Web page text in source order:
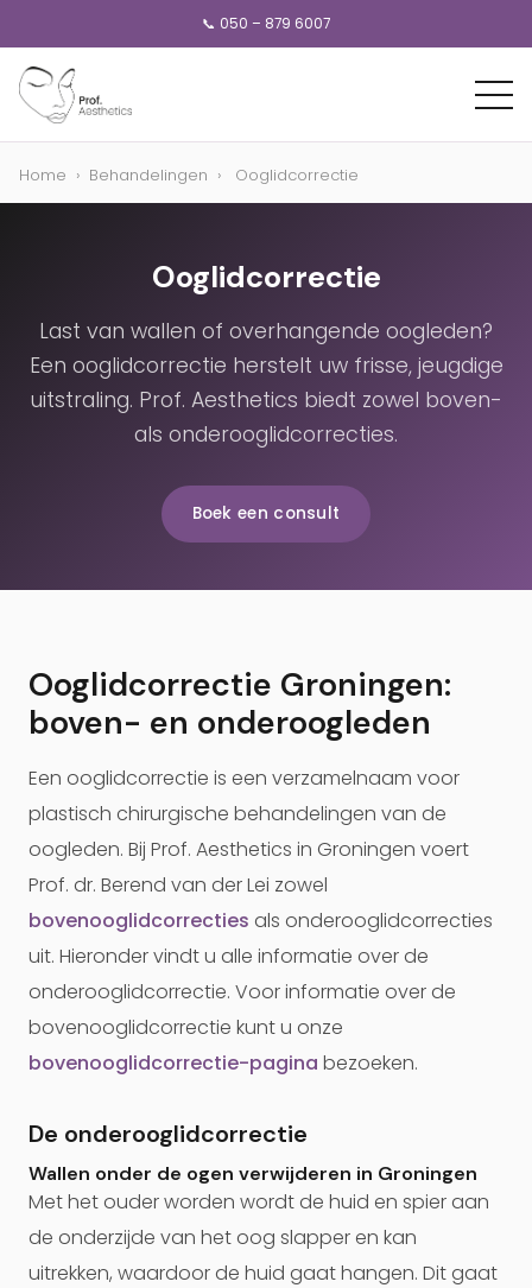
📞 050 – 879 6007
Home › Behandelingen › Ooglidcorrectie
Ooglidcorrectie
Last van wallen of overhangende oogleden?
Een ooglidcorrectie herstelt uw frisse, jeugdige
uitstraling. Prof. Aesthetics biedt zowel boven-
als onderooglidcorrecties.
Boek een consult
Ooglidcorrectie Groningen:
boven- en onderoogleden
Een ooglidcorrectie is een verzamelnaam voor
plastisch chirurgische behandelingen van de
oogleden. Bij Prof. Aesthetics in Groningen voert
Prof. dr. Berend van der Lei zowel
bovenooglidcorrecties als onderooglidcorrecties
uit. Hieronder vindt u alle informatie over de
onderooglidcorrectie. Voor informatie over de
bovenooglidcorrectie kunt u onze
bovenooglidcorrectie-pagina bezoeken.
De onderooglidcorrectie
Wallen onder de ogen verwijderen in Groningen
Met het ouder worden wordt de huid en spier aan
de onderzijde van het oog slapper en kan
uitrekken, waardoor de huid gaat hangen. Dit gaat